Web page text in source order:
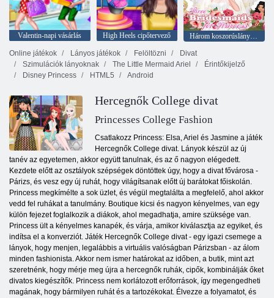
Valentin-napi vásárlás High Heels cipőtervező
Három koszorúslány Ellának
Online játékok
Lányos játékok Felöltözni
Divat
Szimulációk lányoknak
The Little Mermaid Ariel
Érintőkijelző
Disney Princess
HTML5 Android
Hercegnők College divat
Princesses College Fashion
Csatlakozz Princess: Elsa, Ariel és Jasmine a játék
Hercegnők College divat. Lányok készül az új
tanév az egyetemen, akkor együtt tanulnak, és az ő nagyon elégedett.
Kezdete előtt az osztályok szépségek döntöttek úgy, hogy a divat fővárosa -
Párizs, és vesz egy új ruhát, hogy világítsanak előtt új barátokat főiskolán.
Princess megkímélte a sok üzlet, és végül megtalálta a megfelelő, ahol akkor
vedd fel ruhákat a tanulmány. Boutique kicsi és nagyon kényelmes, van egy
külön fejezet foglalkozik a diákok, ahol megadhatja, amire szüksége van.
Princess ült a kényelmes kanapék, és várja, amikor kiválasztja az egyiket, és
indítsa el a konverziót. Játék Hercegnők College divat - egy igazi csemege a
lányok, hogy menjen, legalábbis a virtuális valóságban Párizsban - az álom
minden fashionista. Akkor nem ismer határokat az időben, a butik, mint azt
szeretnénk, hogy mérje meg újra a hercegnők ruhák, cipők, kombinálják őket
divatos kiegészítők. Princess nem korlátozott erőforrások, így megengedheti
magának, hogy bármilyen ruhát és a tartozékokat. Élvezze a folyamatot, és